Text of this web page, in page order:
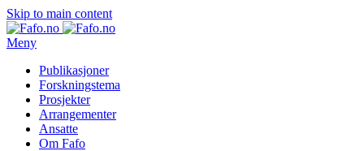
Skip to main content
Meny
Publikasjoner
Forskningstema
Prosjekter
Arrangementer
Ansatte
Om Fafo